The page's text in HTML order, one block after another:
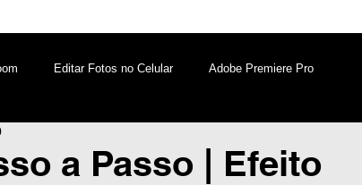
Editar Fotos no Celular Adobe Premiere Pro
a Passo | Efeito